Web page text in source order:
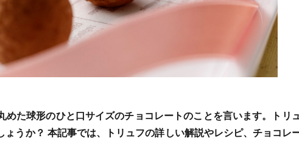
た球形のひと口サイズのチョコレートのことを言います。トリ
うか？ 本記事では、トリュフの詳しい解説やレシピ、チョコレ